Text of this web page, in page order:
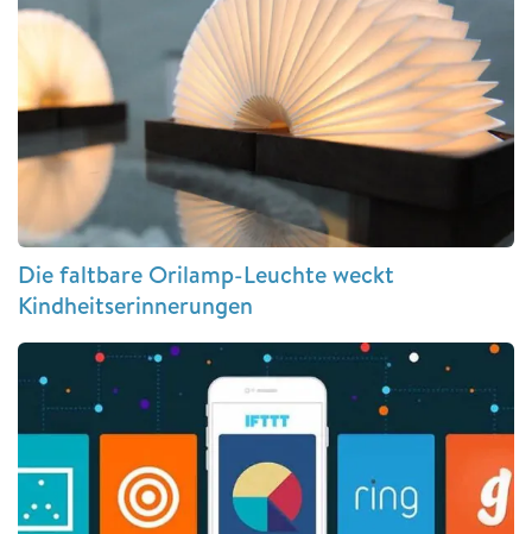
Die faltbare Orilamp-Leuchte weckt
Kindheitserinnerungen